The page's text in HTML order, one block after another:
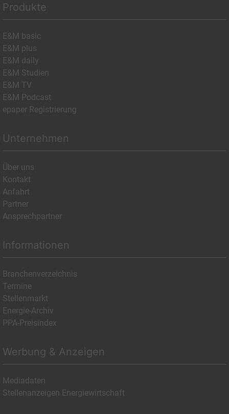
Produkte
E&M basic
E&M plus
E&M daily
E&M Studien
E&M TV
E&M Podcast
epaper Registrierung
Unternehmen
Über uns
Kontakt
Anfahrt
Partner
Ansprechpartner
Informationen
Branchenverzeichnis
Termine
Stellenmarkt
Energie-Archiv
PPA-Preisindex
Werbung & Anzeigen
Mediadaten
Stellenanzeigen Energiewirtschaft